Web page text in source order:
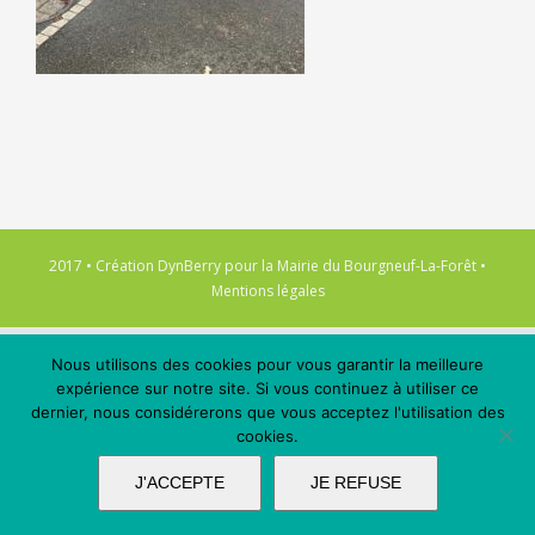
2017 • Création DynBerry pour la Mairie du Bourgneuf-La-Forêt •
Mentions légales
Nous utilisons des cookies pour vous garantir la meilleure
expérience sur notre site. Si vous continuez à utiliser ce
dernier, nous considérerons que vous acceptez l'utilisation des
cookies.
J'ACCEPTE JE REFUSE